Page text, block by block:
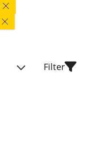
Filter